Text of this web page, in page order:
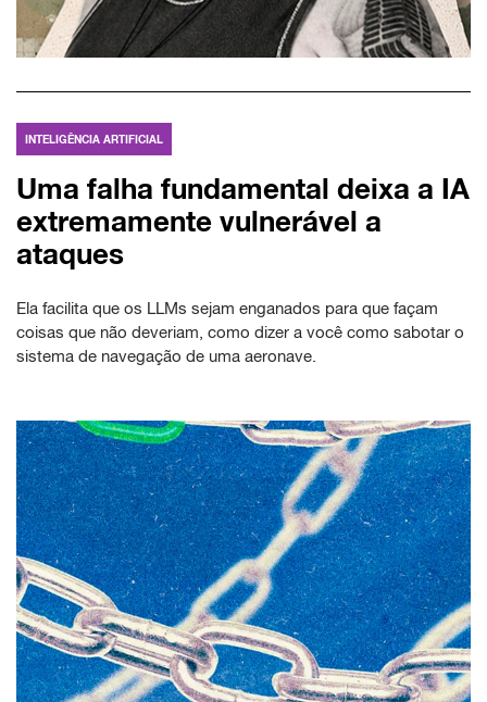
INTELIGÊNCIA ARTIFICIAL
Uma falha fundamental deixa a IA
extremamente vulnerável a
ataques
Ela facilita que os LLMs sejam enganados para que façam
coisas que não deveriam, como dizer a você como sabotar o
sistema de navegação de uma aeronave.